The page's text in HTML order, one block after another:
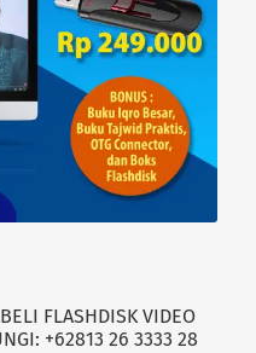
FLASHDISK VIDEO
+62813 26 3333 28